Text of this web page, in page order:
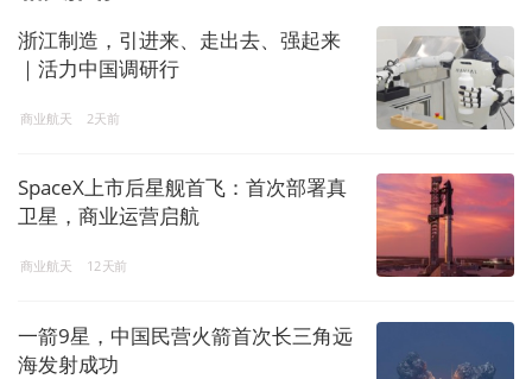
浙江制造，引进来、走出去、强起来
｜活力中国调研行
商业航天 2天前
SpaceX上市后星舰首飞：首次部署真
卫星，商业运营启航
商业航天 12天前
一箭9星，中国民营火箭首次长三角远
海发射成功